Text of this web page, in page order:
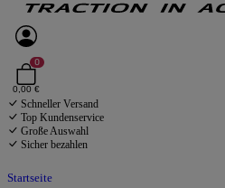
0
0,00 €
Schneller Versand
Top Kundenservice
Große Auswahl
Sicher bezahlen
Startseite